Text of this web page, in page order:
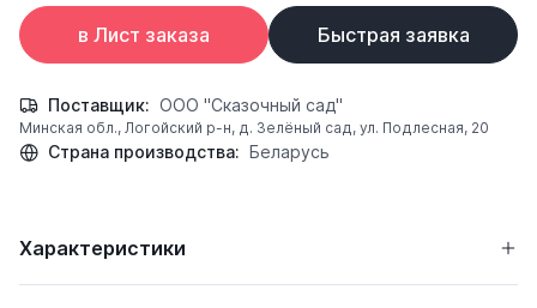
в Лист заказа Быстрая заявка
Поставщик: ООО "Сказочный сад"
Минская обл., Логойский р-н, д. Зелёный сад, ул. Подлесная, 20
Страна производства: Беларусь
Характеристики